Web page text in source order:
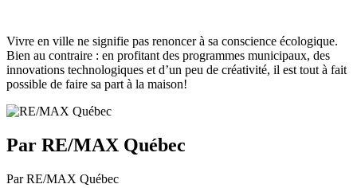
Vivre en ville ne signifie pas renoncer à sa conscience écologique.
Bien au contraire : en profitant des programmes municipaux, des
innovations technologiques et d’un peu de créativité, il est tout à fait
possible de faire sa part à la maison!
Par RE/MAX Québec
Par RE/MAX Québec